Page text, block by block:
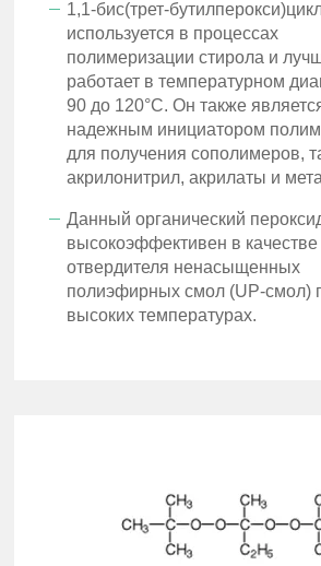
1,1-бис(трет-
используется в процессах
полимеризации стирола и
работает в температурном
90 до 120°C. Он также
надежным инициатором
для получения сополимеров,
акрилонитрил, акрилаты и
Данный органический
высокоэффективен в качестве
отвердителя ненасыщенных
полиэфирных смол (UP-смол)
высоких температурах.